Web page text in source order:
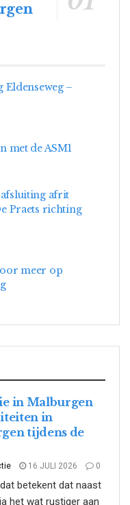
Eldenseweg –
met de ASM1
afsluiting afrit
Praets richting
meer op
in Malburgen
in
tijdens de
16 JULI 2026 0
betekent dat naast
het wat rustiger aan